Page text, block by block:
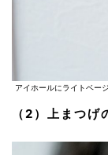
アイホールにライトベー
（2）上まつ